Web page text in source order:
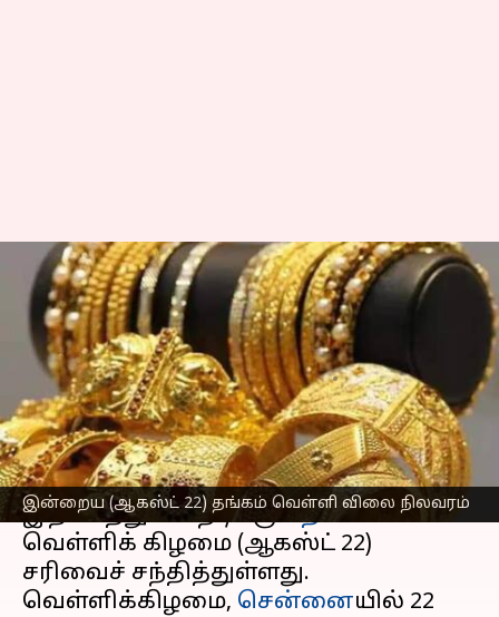
இன்றைய (ஆகஸ்ட் 22) தங்கம் வெள்ளி விலை நிலவரம்
₹120 சரிவு; இன்றைய
(ஆகஸ்ட் 21) தங்கம்
வெள்ளி விலை நிலவரம்
எழுதியவர் Sekar Chinnappan Aug 22, 2025 10:49 am
செய்தி முன்னோட்டம்
கடந்த சில வாரங்களாகவே ஏற்ற
இறக்கத்துடன் நீடிக்கும்தங்க விலை
வெள்ளிக் கிழமை (ஆகஸ்ட் 22)
சரிவைச் சந்தித்துள்ளது.
வெள்ளிக்கிழமை, சென்னையில் 22